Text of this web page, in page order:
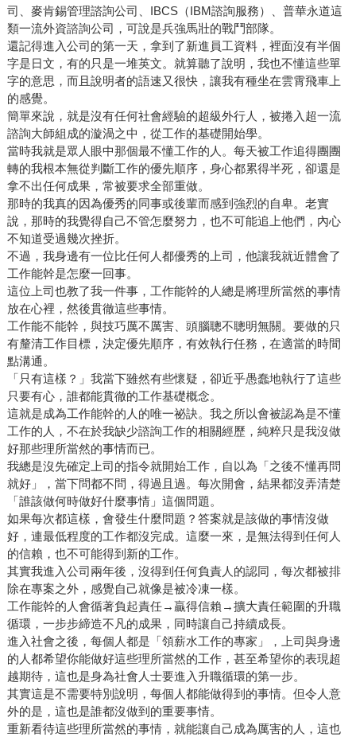
司、麥肯錫管理諮詢公司、IBCS（IBM諮詢服務）、普華永道這
類一流外資諮詢公司，可說是兵強馬壯的戰鬥部隊。
還記得進入公司的第一天，拿到了新進員工資料，裡面沒有半個
字是日文，有的只是一堆英文。就算聽了說明，我也不懂這些單
字的意思，而且說明者的語速又很快，讓我有種坐在雲霄飛車上
的感覺。
簡單來說，就是沒有任何社會經驗的超級外行人，被捲入超一流
諮詢大師組成的漩渦之中，從工作的基礎開始學。
當時我就是眾人眼中那個最不懂工作的人。每天被工作追得團團
轉的我根本無從判斷工作的優先順序，身心都累得半死，卻還是
拿不出任何成果，常被要求全部重做。
那時的我真的因為優秀的同事或後輩而感到強烈的自卑。老實
說，那時的我覺得自己不管怎麼努力，也不可能追上他們，內心
不知道受過幾次挫折。
不過，我身邊有一位比任何人都優秀的上司，他讓我就近體會了
工作能幹是怎麼一回事。
這位上司也教了我一件事，工作能幹的人總是將理所當然的事情
放在心裡，然後貫徹這些事情。
工作能不能幹，與技巧厲不厲害、頭腦聰不聰明無關。要做的只
有釐清工作目標，決定優先順序，有效執行任務，在適當的時間
點溝通。
「只有這樣？」我當下雖然有些懷疑，卻近乎愚蠢地執行了這些
只要有心，誰都能貫徹的工作基礎概念。
這就是成為工作能幹的人的唯一祕訣。我之所以會被認為是不懂
工作的人，不在於我缺少諮詢工作的相關經歷，純粹只是我沒做
好那些理所當然的事情而已。
我總是沒先確定上司的指令就開始工作，自以為「之後不懂再問
就好」，當下問都不問，得過且過。每次開會，結果都沒弄清楚
「誰該做何時做好什麼事情」這個問題。
如果每次都這樣，會發生什麼問題？答案就是該做的事情沒做
好，連最低程度的工作都沒完成。這麼一來，是無法得到任何人
的信賴，也不可能得到新的工作。
其實我進入公司兩年後，沒得到任何負責人的認同，每次都被排
除在專案之外，感覺自己就像是被冷凍一樣。
工作能幹的人會循著負起責任→贏得信賴→擴大責任範圍的升職
循環，一步步締造不凡的成果，同時讓自己持續成長。
進入社會之後，每個人都是「領薪水工作的專家」，上司與身邊
的人都希望你能做好這些理所當然的工作，甚至希望你的表現超
越期待，這也是身為社會人士要進入升職循環的第一步。
其實這是不需要特別說明，每個人都能做得到的事情。但令人意
外的是，這也是誰都沒做到的重要事情。
重新看待這些理所當然的事情，就能讓自己成為厲害的人，這也